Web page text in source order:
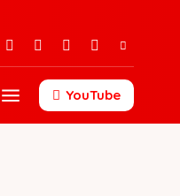
YouTube